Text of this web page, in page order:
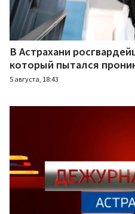
В Астрахани
который пытался
5 августа, 18:43